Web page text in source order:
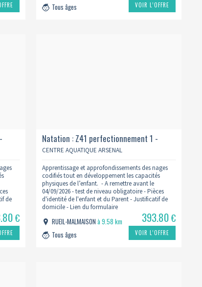
Tous âges
VOIR L’OFFRE
de
€
Natation : Z41 perfectionnement 1 -
lundi 17h 2026/2027
CENTRE AQUATIQUE ARSENAL
Apprentissage et approfondissements des nages
codifiés tout en développement les capacités
physiques de l’enfant. - A remettre avant le
04/09/2026 - test de niveau obligatoire - Pièces
d'identité de l'enfant et du Parent - Justificatif de
domicile - Lien du formulaire
: https://www.centreaquatiquearsenal.fr/inscription-
natation/
RUEIL-MALMAISONà 9.58 km
Tous âges
393.80€
VOIR L’OFFRE